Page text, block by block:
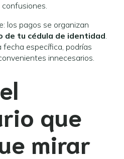
los pagos se organizan
de tu cédula de identidad.
específica, podrías
innecesarios.
que
mirar